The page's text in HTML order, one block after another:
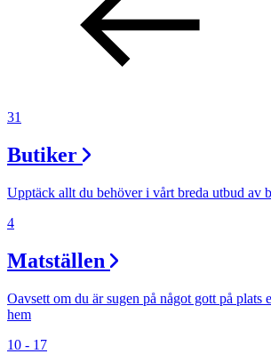
31
Butiker
Upptäck allt du behöver i vårt breda utbud av
4
Matställen
Oavsett om du är sugen på något gott på plats
hem
10 - 17